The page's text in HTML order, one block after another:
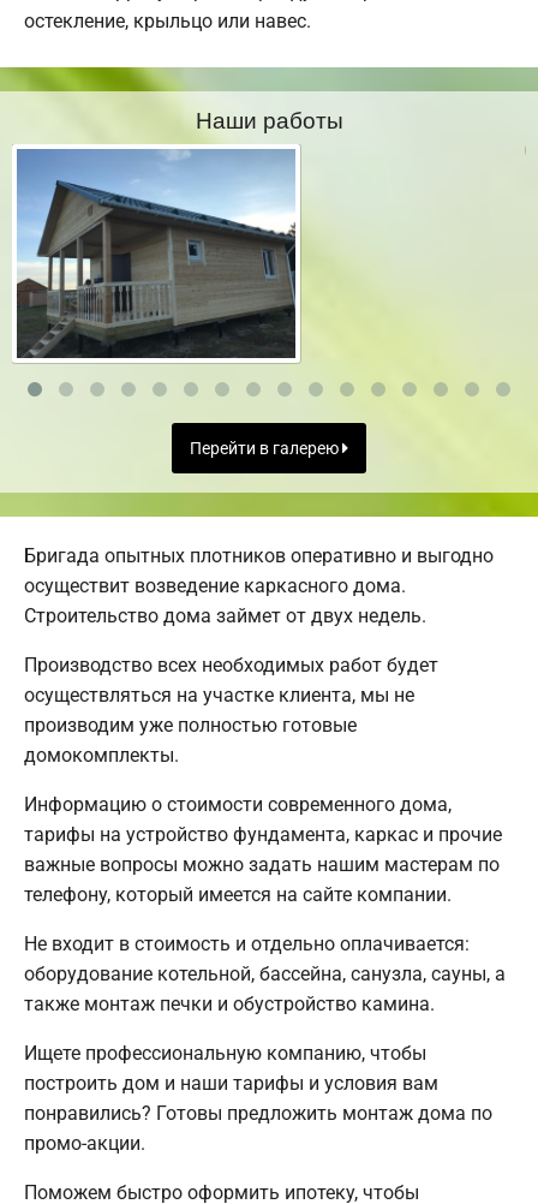
остекление, крыльцо или навес.
Наши работы
Перейти в галерею
Бригада опытных плотников оперативно и выгодно
осуществит возведение каркасного дома.
Строительство дома займет от двух недель.
Производство всех необходимых работ будет
осуществляться на участке клиента, мы не
производим уже полностью готовые
домокомплекты.
Информацию о стоимости современного дома,
тарифы на устройство фундамента, каркас и прочие
важные вопросы можно задать нашим мастерам по
телефону, который имеется на сайте компании.
Не входит в стоимость и отдельно оплачивается:
оборудование котельной, бассейна, санузла, сауны, а
также монтаж печки и обустройство камина.
Ищете профессиональную компанию, чтобы
построить дом и наши тарифы и условия вам
понравились? Готовы предложить монтаж дома по
промо-акции.
Поможем быстро оформить ипотеку, чтобы